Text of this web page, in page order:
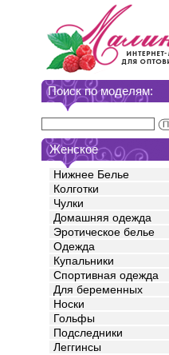
Поиск по моделям:
Женское
Нижнее Белье
Колготки
Чулки
Домашняя одежда
Эротическое белье
Одежда
Купальники
Спортивная одежда
Для беременных
Носки
Гольфы
Подследники
Леггинсы